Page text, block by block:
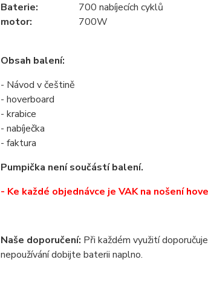
Baterie:
700 nabíjecích cyklů
motor:
700W
Obsah balení:
- Návod v češtině
- hoverboard
- krabice
- nabíječka
- faktura
Pumpička není součástí balení.
- Ke každé objednávce je VAK na nošení
Naše doporučení: Při každém využití
nepoužívání dobijte baterii naplno.